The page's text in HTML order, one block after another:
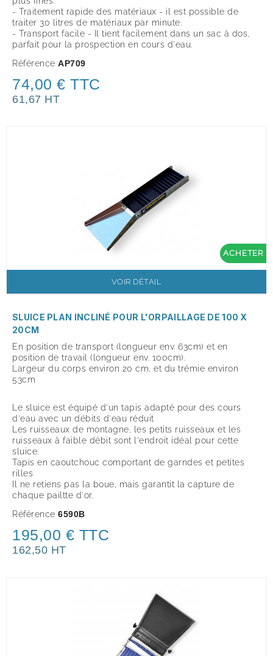
- Traitement rapide des matériaux - il est possible de
traiter 30 litres de matériaux par minute.
- Transport facile - Il tient facilement dans un sac à dos,
parfait pour la prospection en cours d'eau.
Référence AP709
74,00 € TTC
61,67 HT
ACHETER
VOIR DÉTAIL
SLUICE PLAN INCLINÉ POUR L'ORPAILLAGE DE 100 X
20CM
En position de transport (longueur env. 63cm) et en
position de travail (longueur env. 100cm).
Largeur du corps environ 20 cm, et du trémie environ
53cm
Le sluice est équipé d'un tapis adapté pour des cours
d'eau avec un débits d'eau réduit
Les ruisseaux de montagne, les petits ruisseaux et les
ruisseaux à faible débit sont l'endroit idéal pour cette
sluice.
Tapis en caoutchouc comportant de garndes et petites
rilles
Il ne retiens pas la boue, mais garantit la capture de
chaque pailtte d'or.
Référence 6590B
195,00 € TTC
162,50 HT